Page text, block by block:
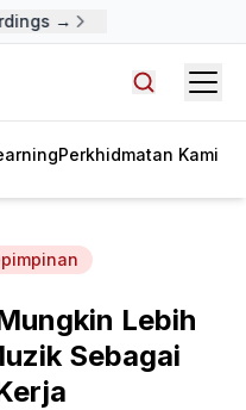
→
Perkhidmatan Kami
Lebih
Sebagai